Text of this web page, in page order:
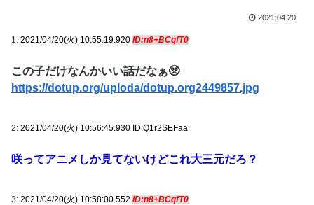
2021.04.20
1: 2021/04/20(火) 10:55:19.920 ID:n8+BCqfT0
この子だけなんかいい話だなぁ🥺
https://dotup.org/uploda/dotup.org2449857.jpg
2: 2021/04/20(火) 10:56:45.930 ID:Q1r2SEFaa
咲ってアニメしか見てないけどこれ大三元だろ？
3: 2021/04/20(火) 10:58:00.552 ID:n8+BCqfT0